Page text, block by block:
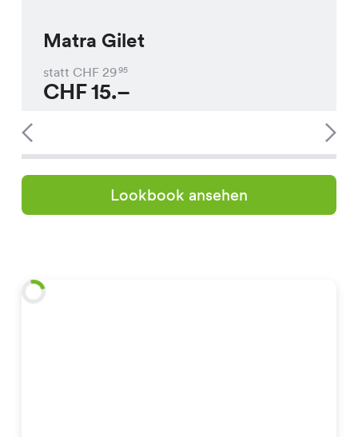
Matra Gilet
statt CHF 2995
CHF15.–
Lookbook ansehen